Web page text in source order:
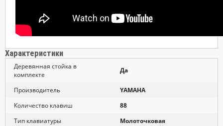
Характеристики
Деревянная стойка в
комплекте
Да
Производитель
YAMAHA
Количество клавиш
88
Тип клавиатуры
Молоточковая